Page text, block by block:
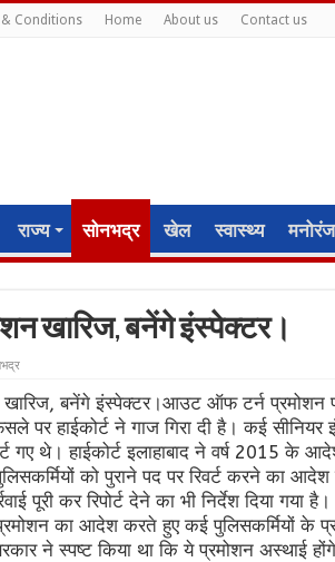
& Conditions Home About us Contact us
राज्य सोनभद्र खेल स्वास्थ्य
खारिज, बनेंगे इंस्पेक्टर।
बनेंगे इंस्पेक्टर।आउट ऑफ टर्न प्रमोशन
पर हाईकोर्ट ने गाज गिरा दी है। कई सीनियर
गए थे। हाईकोर्ट इलाहाबाद ने वर्ष 2015 के
को पुराने पद पर रिवर्ट करने का आदेश
पूरी कर रिपोर्ट देने का भी निर्देश दिया गया है।
का आदेश करते हुए कई पुलिसकर्मियों के
ने स्पष्ट किया था कि ये प्रमोशन अस्थाई